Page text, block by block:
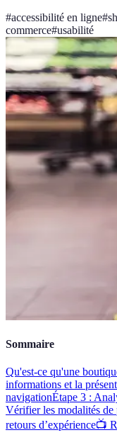
#accessibilité en ligne#
commerce#usabilité
Sommaire
Qu'est-ce qu'une
informations et la
navigationÉtape 3 :
Vérifier les modalités de
retours d’expérience📺